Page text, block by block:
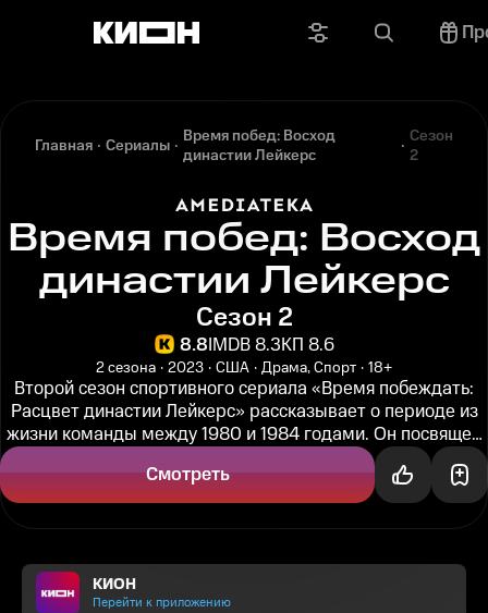
Главная Сериалы
Время побед: Восход
династии Лейкерс
Сезон
2
Время побед: Восход
династии Лейкерс
Сезон 2
8.8IMDB 8.3КП 8.6
2 сезона 2023 США Драма, Спорт 18+
Второй сезон спортивного сериала «Время побеждать:
Расцвет династии Лейкерс» рассказывает о периоде из
жизни команды между 1980 и 1984 годами. Он посвящен
Смотреть
КИОН
Перейти к приложению